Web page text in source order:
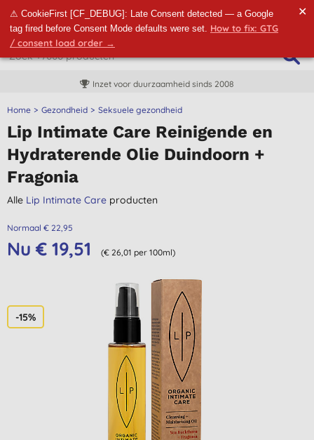
⚠ CookieFirst [CF_DEBUG]: Late Consent detected — a Google
tag fired before Consent Mode defaults were set. How to fix: GTG
/ consent load order →
✕
Inzet voor duurzaamheid sinds 2008
Home Gezondheid Seksuele gezondheid
Lip Intimate Care Reinigende en
Hydraterende Olie Duindoorn +
Fragonia
Alle Lip Intimate Care producten
Normaal € 22,95
Nu € 19,51 (€ 26,01 per 100ml)
-15%